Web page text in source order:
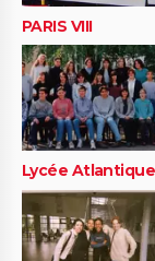
PARIS VIII
Lycée Atlantique